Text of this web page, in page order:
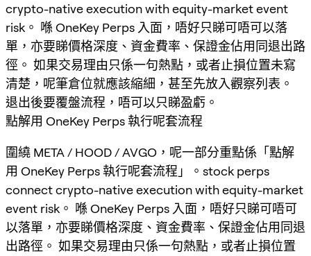
crypto-native execution with equity-market event
risk。 喺 OneKey Perps 入面，唔好只睇可唔可以落
單，亦要睇價格深度、資金費率、保證金佔用同退出路
徑。 如果交易理由只係一句熱點，或者止損位置未寫
清楚，呢筆倉位就應該縮細，甚至先放入觀察列表。
退出後要覆盤流程，唔可以只睇盈虧。
點解用 OneKey Perps 執行呢套流程
圍繞 META / HOOD / AVGO，呢一部分重點係「點解
用 OneKey Perps 執行呢套流程」。stock perps
connect crypto-native execution with equity-market
event risk。 喺 OneKey Perps 入面，唔好只睇可唔可
以落單，亦要睇價格深度、資金費率、保證金佔用同退
出路徑。 如果交易理由只係一句熱點，或者止損位置